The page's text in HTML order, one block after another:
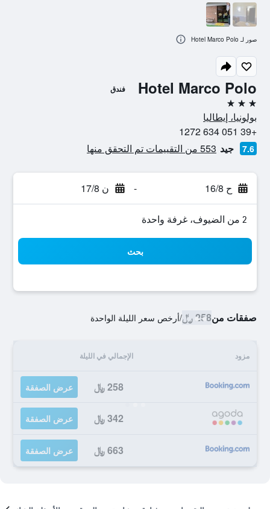
Hotel Marco Polo فندق
3 نجوم
بولونيا، إيطاليا
+39 051 634 1272
7.6 جيد 553 من التقييمات تم التحقق منها
ح 16/8 - ن 17/8
2 من الضيوف، غرفة واحدة
بحث
صفقات من258 ﷼ /أرخص سعر الليلة الواحدة
مزود الإجمالي في الليلة
258 ﷼ عرض الصفقة
342 ﷼ عرض الصفقة
663 ﷼ عرض الصفقة
صور لـ Hotel Marco Polo